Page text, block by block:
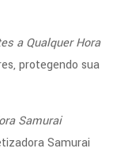
a Qualquer Hora
protegendo sua
Samurai
Samurai